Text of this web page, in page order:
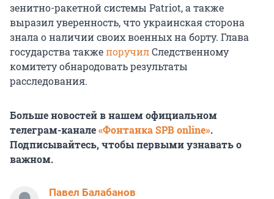
зенитно-ракетной системы Patriot, а также
выразил уверенность, что украинская сторона
знала о наличии своих военных на борту. Глава
государства такжепоручилСледственному
комитету обнародовать результаты
расследования.
Больше новостей в нашем официальном
телеграм-канале«Фонтанка SPB online».
Подписывайтесь, чтобы первыми узнавать о
важном.
Павел Балабанов